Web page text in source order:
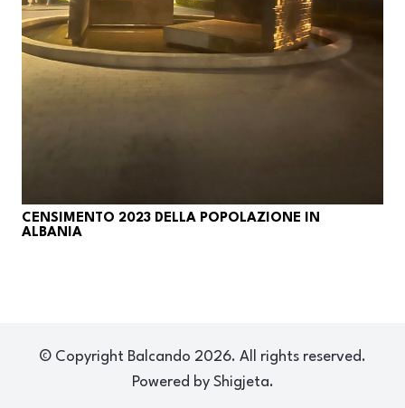
CENSIMENTO 2023 DELLA POPOLAZIONE IN
ALBANIA
© Copyright Balcando 2026. All rights reserved.
Powered by Shigjeta.